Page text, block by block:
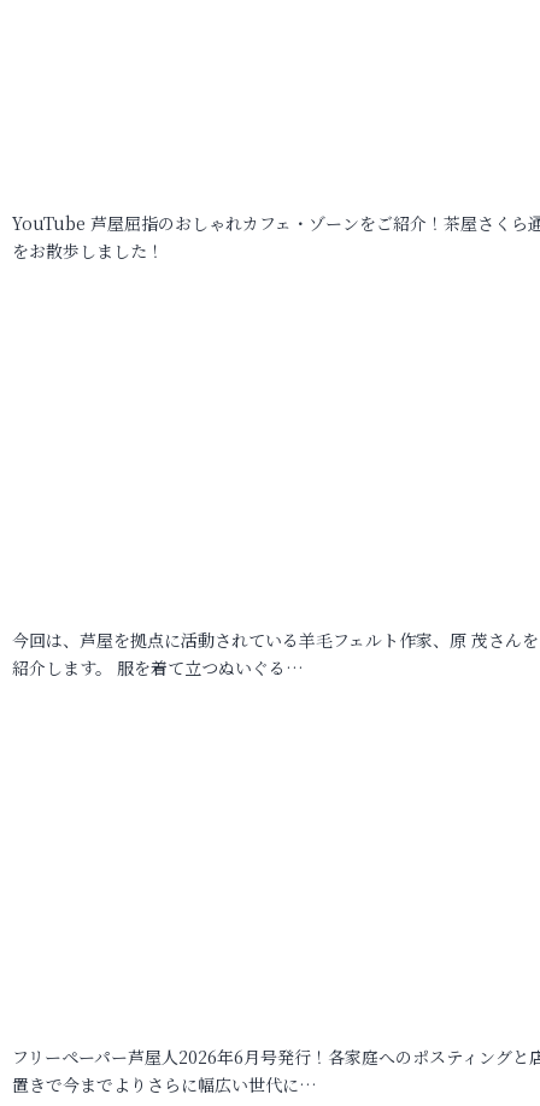
YouTube 芦屋屈指のおしゃれカフェ・ゾーンをご紹介！茶屋さくら
をお散歩しました！
今回は、芦屋を拠点に活動されている羊毛フェルト作家、原 茂さん
紹介します。 服を着て立つぬいぐる…
フリーペーパー芦屋人2026年6月号発行！各家庭へのポスティングと
置きで今までよりさらに幅広い世代に…